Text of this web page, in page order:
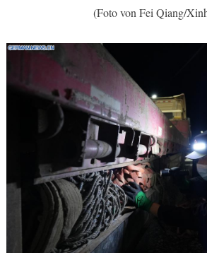
(Foto von Fei Qiang/